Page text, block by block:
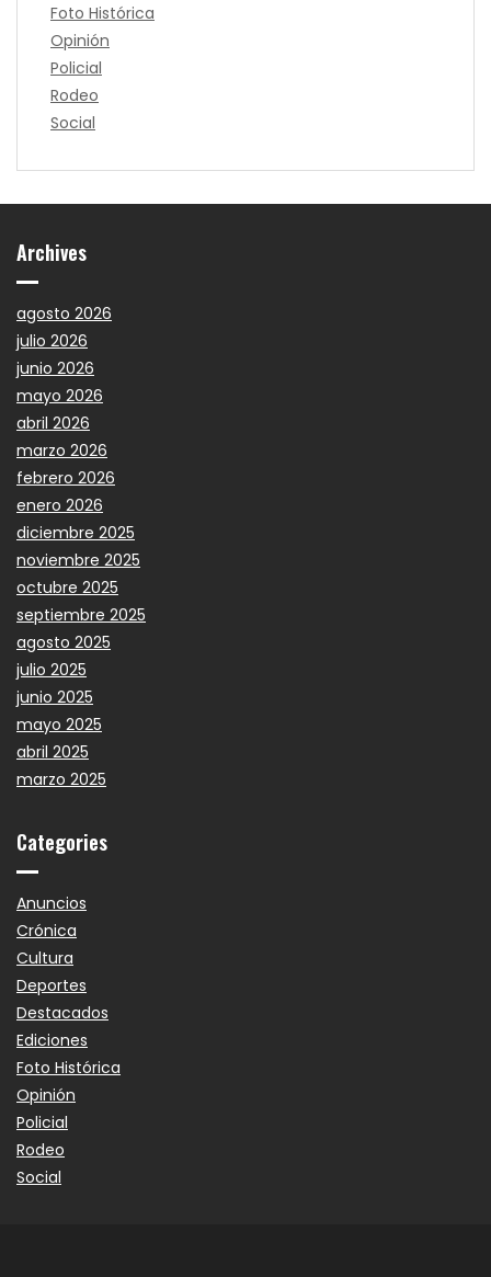
Foto Histórica
Opinión
Policial
Rodeo
Social
Archives
agosto 2026
julio 2026
junio 2026
mayo 2026
abril 2026
marzo 2026
febrero 2026
enero 2026
diciembre 2025
noviembre 2025
octubre 2025
septiembre 2025
agosto 2025
julio 2025
junio 2025
mayo 2025
abril 2025
marzo 2025
Categories
Anuncios
Crónica
Cultura
Deportes
Destacados
Ediciones
Foto Histórica
Opinión
Policial
Rodeo
Social